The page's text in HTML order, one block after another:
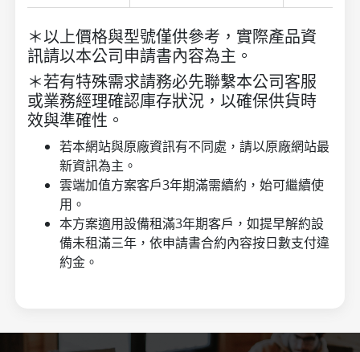
＊以上價格與型號僅供參考，實際產品資
訊請以本公司申請書內容為主。
＊若有特殊需求請務必先聯繫本公司客服
或業務經理確認庫存狀況，以確保供貨時
效與準確性。
若本網站與原廠資訊有不同處，請以原廠網站最
新資訊為主。
雲端加值方案客戶3年期滿需續約，始可繼續使
用。
本方案適用設備租滿3年期客戶，如提早解約設
備未租滿三年，依申請書合約內容按日數支付違
約金。